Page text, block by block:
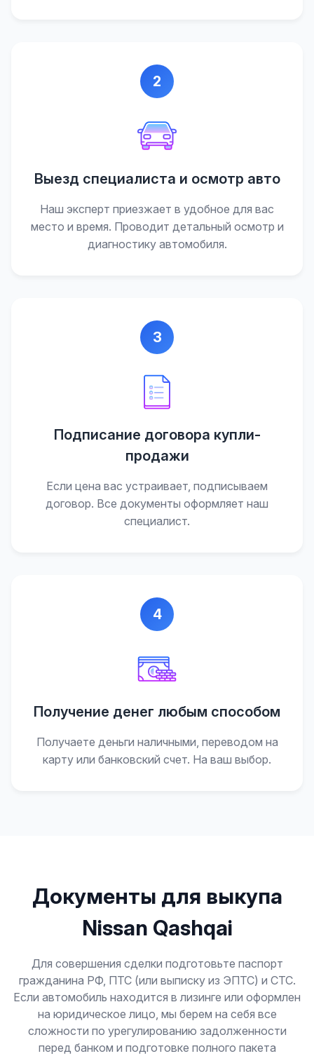
2
Выезд специалиста и осмотр авто
Наш эксперт приезжает в удобное для вас
место и время. Проводит детальный осмотр и
диагностику автомобиля.
3
Подписание договора купли-
продажи
Если цена вас устраивает, подписываем
договор. Все документы оформляет наш
специалист.
4
Получение денег любым способом
Получаете деньги наличными, переводом на
карту или банковский счет. На ваш выбор.
Документы для выкупа
Nissan Qashqai
Для совершения сделки подготовьте паспорт
гражданина РФ, ПТС (или выписку из ЭПТС) и СТС.
Если автомобиль находится в лизинге или оформлен
на юридическое лицо, мы берем на себя все
сложности по урегулированию задолженности
перед банком и подготовке полного пакета